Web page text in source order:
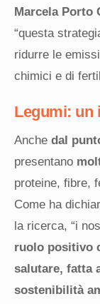
Marcela Porto
“questa
ridurre le
chimici e di
Legumi: un
Anche dal
presentano
proteine, fibre,
Come ha
la ricerca, “i
ruolo positivo
salutare, fatta
sostenibilità